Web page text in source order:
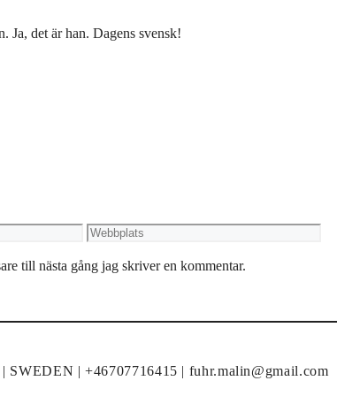
Ja, det är han. Dagens svensk!
Webbplats
till nästa gång jag skriver en kommentar.
| +46707716415 | fuhr.malin@gmail.com